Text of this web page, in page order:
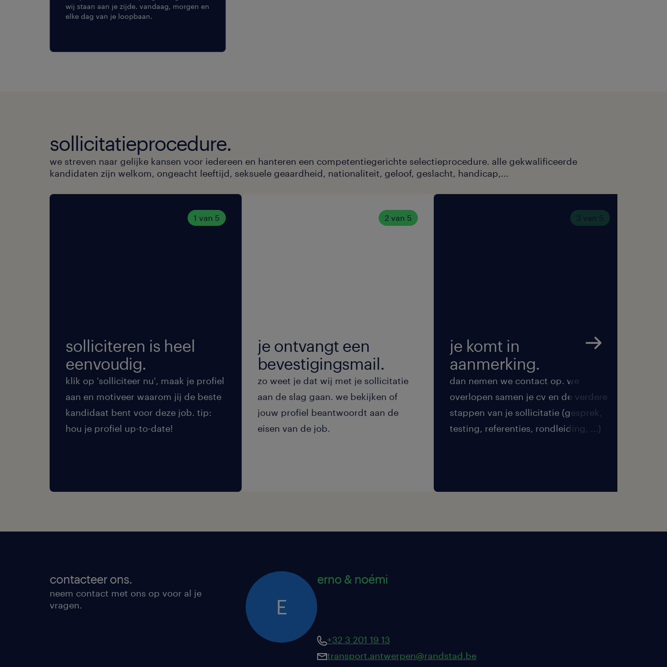
wij staan aan je zijde. vandaag, morgen en
elke dag van je loopbaan.
sollicitatieprocedure.
we streven naar gelijke kansen voor iedereen en hanteren een competentiegerichte selectieprocedure. alle gekwalificeerde
kandidaten zijn welkom, ongeacht leeftijd, seksuele geaardheid, nationaliteit, geloof, geslacht, handicap,...
1 van 5
solliciteren is heel
eenvoudig.
klik op 'solliciteer nu', maak je profiel
aan en motiveer waarom jij de beste
kandidaat bent voor deze job. tip:
hou je profiel up-to-date!
2 van 5
je ontvangt een
bevestigingsmail.
zo weet je dat wij met je sollicitatie
aan de slag gaan. we bekijken of
jouw profiel beantwoordt aan de
eisen van de job.
3 van 5
je komt in
aanmerking.
dan nemen we contact op. we
overlopen samen je cv en de verdere
stappen van je sollicitatie (gesprek,
testing, referenties, rondleiding, ...)
contacteer ons.
neem contact met ons op voor al je
vragen.
E
erno & noémi
+32 3 201 19 13
transport.antwerpen@randstad.be